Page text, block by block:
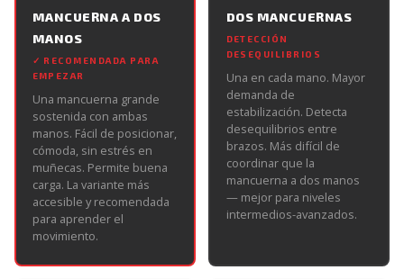
MANCUERNA A DOS
MANOS
✓ RECOMENDADA PARA
EMPEZAR
Una mancuerna grande
sostenida con ambas
manos. Fácil de posicionar,
cómoda, sin estrés en
muñecas. Permite buena
carga. La variante más
accesible y recomendada
para aprender el
movimiento.
DOS MANCUERNAS
DETECCIÓN
DESEQUILIBRIOS
Una en cada mano. Mayor
demanda de
estabilización. Detecta
desequilibrios entre
brazos. Más difícil de
coordinar que la
mancuerna a dos manos
— mejor para niveles
intermedios-avanzados.